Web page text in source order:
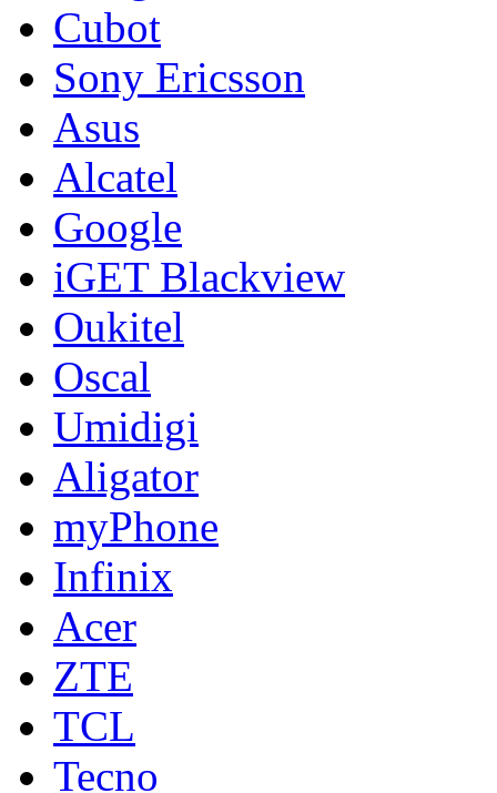
Cubot
Sony Ericsson
Asus
Alcatel
Google
iGET Blackview
Oukitel
Oscal
Umidigi
Aligator
myPhone
Infinix
Acer
ZTE
TCL
Tecno